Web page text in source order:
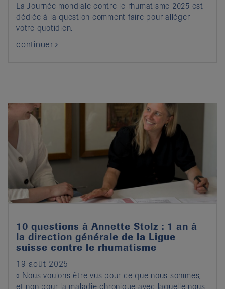
La Journée mondiale contre le rhumatisme 2025 est
dédiée à la question comment faire pour alléger
votre quotidien.
continuer
10 questions à Annette Stolz : 1 an à
la direction générale de la Ligue
suisse contre le rhumatisme
19 août 2025
« Nous voulons être vus pour ce que nous sommes,
et non pour la maladie chronique avec laquelle nous